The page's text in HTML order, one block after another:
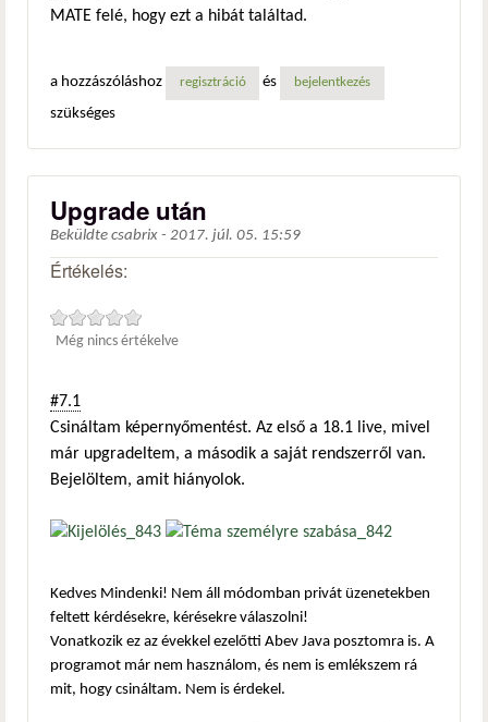
MATE felé, hogy ezt a hibát találtad.
a hozzászóláshoz regisztráció és bejelentkezés
szükséges
Upgrade után
Beküldte csabrix - 2017. júl. 05. 15:59
Értékelés:
Még nincs értékelve
#7.1
Csináltam képernyőmentést. Az első a 18.1 live, mivel
már upgradeltem, a második a saját rendszerről van.
Bejelöltem, amit hiányolok.
Kedves Mindenki! Nem áll módomban privát üzenetekben
feltett kérdésekre, kérésekre válaszolni!
Vonatkozik ez az évekkel ezelőtti Abev Java posztomra is. A
programot már nem használom, és nem is emlékszem rá
mit, hogy csináltam. Nem is érdekel.